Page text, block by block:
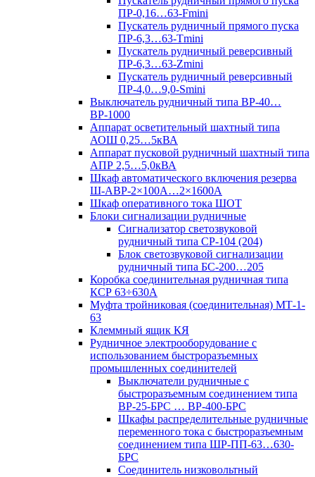
ПР-0,16…63-Fmini
Пускатель рудничный прямого пуска
ПР-6,3…63-Tmini
Пускатель рудничный реверсивный
ПР-6,3…63-Zmini
Пускатель рудничный реверсивный
ПР-4,0…9,0-Smini
Выключатель рудничный типа ВР-40…
ВР-1000
Аппарат осветительный шахтный типа
АОШ 0,25…5кВА
Аппарат пусковой рудничный шахтный типа
АПР 2,5…5,0кВА
Шкаф автоматического включения резерва
Ш-АВР-2×100А…2×1600А
Шкаф оперативного тока ШОТ
Блоки сигнализации рудничные
Сигнализатор светозвуковой
рудничный типа СР-104 (204)
Блок светозвуковой сигнализации
рудничный типа БС-200…205
Коробка соединительная рудничная типа
КСР 63÷630А
Муфта тройниковая (соединительная) МТ-1-
63
Клеммный ящик КЯ
Рудничное электрооборудование с
использованием быстроразъемных
промышленных соединителей
Выключатели рудничные с
быстроразъемным соединением типа
ВР-25-БРС … ВР-400-БРС
Шкафы распределительные рудничные
переменного тока с быстроразъемным
соединением типа ШР-ПП-63…630-
БРС
Соединитель низковольтный